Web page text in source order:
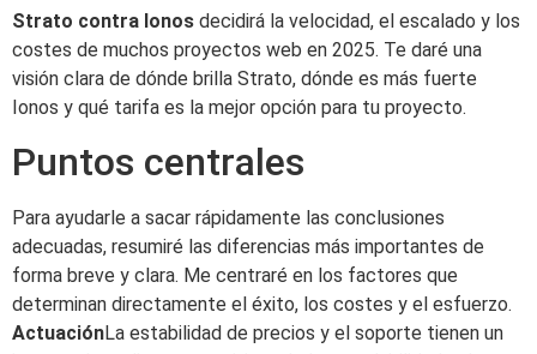
Strato contra Ionos decidirá la velocidad, el escalado y los
costes de muchos proyectos web en 2025. Te daré una
visión clara de dónde brilla Strato, dónde es más fuerte
Ionos y qué tarifa es la mejor opción para tu proyecto.
Puntos centrales
Para ayudarle a sacar rápidamente las conclusiones
adecuadas, resumiré las diferencias más importantes de
forma breve y clara. Me centraré en los factores que
determinan directamente el éxito, los costes y el esfuerzo.
ActuaciónLa estabilidad de precios y el soporte tienen un